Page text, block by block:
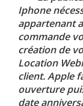
Iphone
appartenant
commande
création de
Location
client. Apple
ouverture
date